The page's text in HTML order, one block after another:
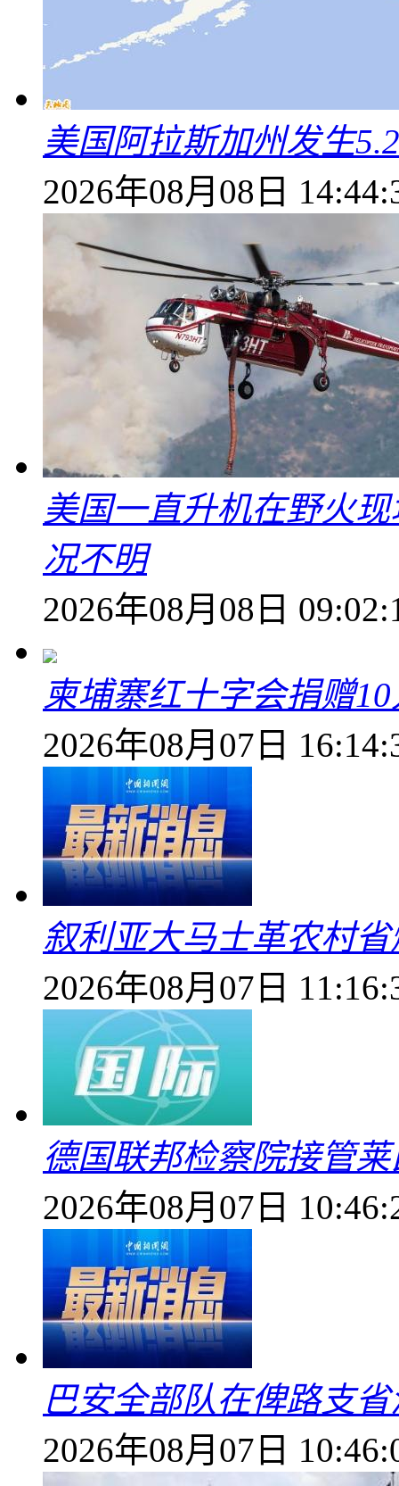
美国阿拉斯加州发生
2026年08月08日
美国一直升机在野火
况不明
2026年08月08日
柬埔寨红十字会捐赠
2026年08月07日
叙利亚大马士革农村
2026年08月07日
德国联邦检察院接管
2026年08月07日
巴安全部队在俾路支
2026年08月07日